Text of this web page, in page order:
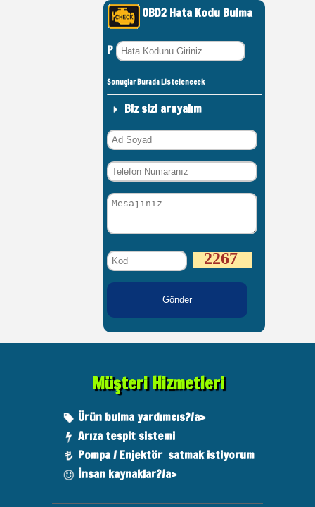
OBD2 Hata Kodu Bulma
P
Sonuçlar Burada Listelenecek
Biz sizi arayalım
2267
Müşteri Hizmetleri
Ürün bulma yardımcıs?/a>
Arıza tespit sistemi
Pompa / Enjektör satmak istiyorum
İnsan kaynaklar?/a>